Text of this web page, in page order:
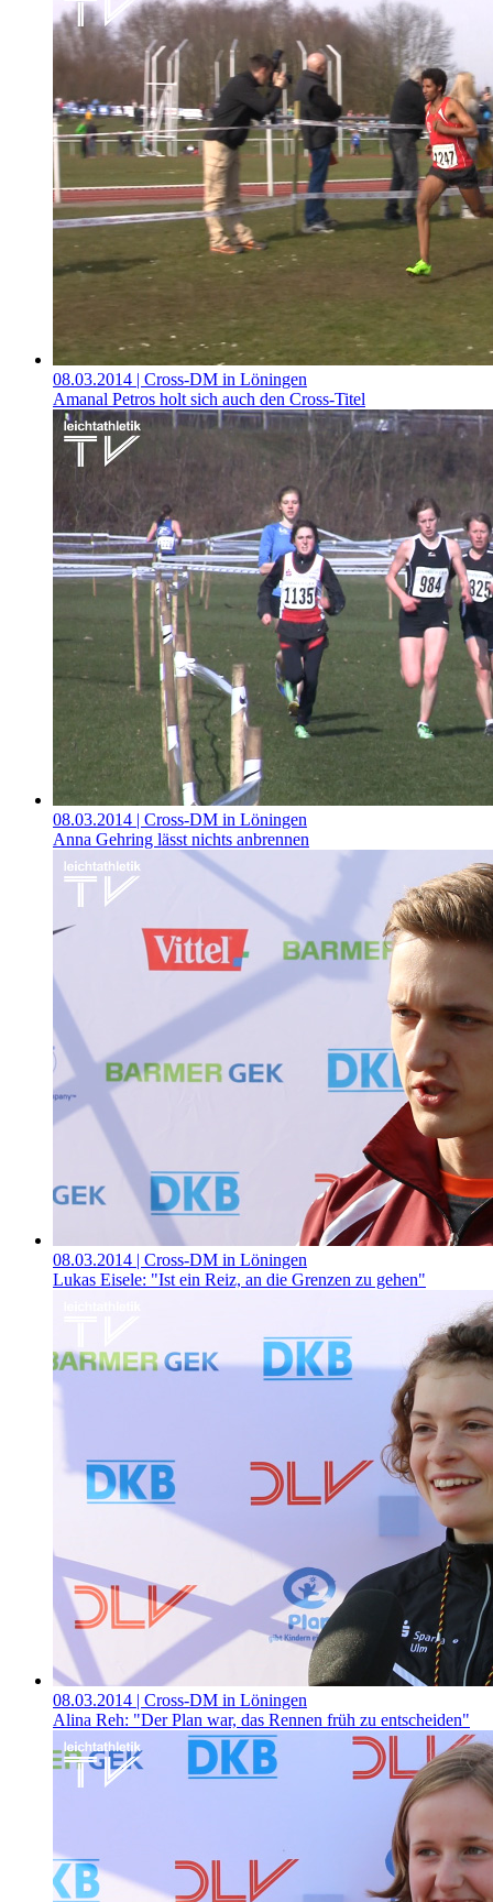
08.03.2014 | Cross-DM in Löningen
Amanal Petros holt sich auch den Cross-Titel
08.03.2014 | Cross-DM in Löningen
Anna Gehring lässt nichts anbrennen
08.03.2014 | Cross-DM in Löningen
Lukas Eisele: "Ist ein Reiz, an die Grenzen zu gehen"
08.03.2014 | Cross-DM in Löningen
Alina Reh: "Der Plan war, das Rennen früh zu entscheiden"